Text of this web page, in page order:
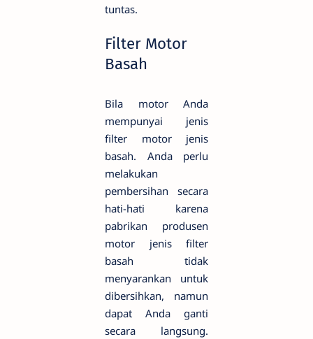
tuntas.
Filter Motor
Basah
Bila motor Anda
mempunyai jenis
filter motor jenis
basah. Anda perlu
melakukan
pembersihan secara
hati-hati karena
pabrikan produsen
motor jenis filter
basah tidak
menyarankan untuk
dibersihkan, namun
dapat Anda ganti
secara langsung.